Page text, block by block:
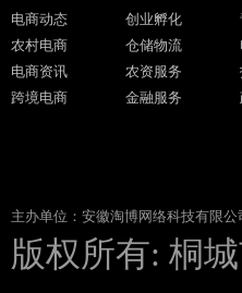
电商动态
农村电商
电商资讯
跨境电商
创业孵化
仓储物流
农资服务
金融服务
主办单位：安徽淘博网络科技有限
版权所有: 桐